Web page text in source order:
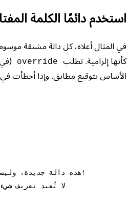
استخدم دائمًا الكلمة
في المثال أعلاه، كل دالة مشتقة
كأنها إلزامية. تطلب
override
الأساس بتوقيع مطابق. وإذا أخطأت